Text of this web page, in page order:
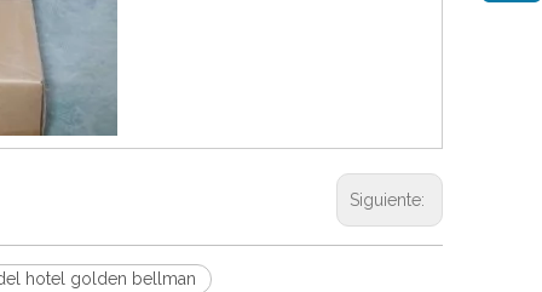
Siguiente:
hotel golden bellman